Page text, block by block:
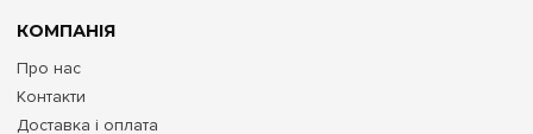
КОМПАНІЯ
Про нас
Контакти
Доставка і оплата